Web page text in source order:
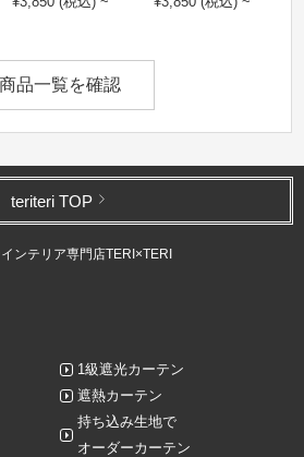
商品一覧を確認
teriteri TOP
ンテリア専門店TERI×TERI
1級遮光カーテン
遮熱カーテン
持ち込み生地で
オーダーカーテン